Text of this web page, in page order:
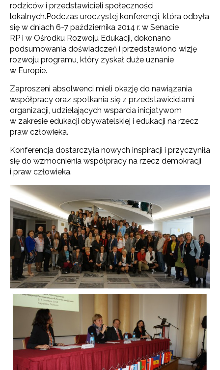
rodziców i przedstawicieli społeczności
lokalnych.Podczas uroczystej konferencji, która odbyła
się w dniach 6-7 października 2014 r. w Senacie
RP i w Ośrodku Rozwoju Edukacji, dokonano
podsumowania doświadczeń i przedstawiono wizję
rozwoju programu, który zyskał duże uznanie
w Europie.
Zaproszeni absolwenci mieli okazję do nawiązania
współpracy oraz spotkania się z przedstawicielami
organizacji, udzielających wsparcia inicjatywom
w zakresie edukacji obywatelskiej i edukacji na rzecz
praw człowieka.
Konferencja dostarczyła nowych inspiracji i przyczyniła
się do wzmocnienia współpracy na rzecz demokracji
i praw człowieka.